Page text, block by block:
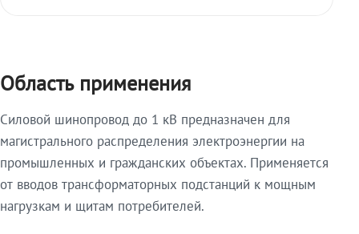
Область применения
Силовой шинопровод до 1 кВ предназначен для
магистрального распределения электроэнергии на
промышленных и гражданских объектах. Применяется
от вводов трансформаторных подстанций к мощным
нагрузкам и щитам потребителей.